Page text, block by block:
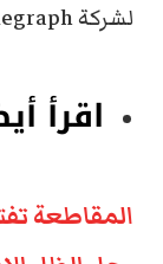
لشركة Telegraph لشركة Redbird IMI.
اقرأ
المقاطعة